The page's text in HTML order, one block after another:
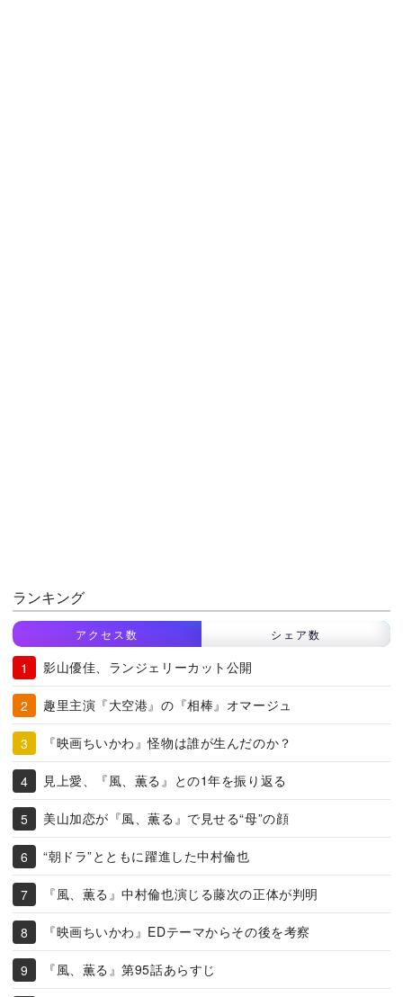
ランキング
アクセス数 シェア数
影山優佳、ランジェリーカット公開
趣里主演『大空港』の『相棒』オマージュ
『映画ちいかわ』怪物は誰が生んだのか？
見上愛、『風、薫る』との1年を振り返る
美山加恋が『風、薫る』で見せる“母”の顔
“朝ドラ”とともに躍進した中村倫也
『風、薫る』中村倫也演じる藤次の正体が判明
『映画ちいかわ』EDテーマからその後を考察
『風、薫る』第95話あらすじ